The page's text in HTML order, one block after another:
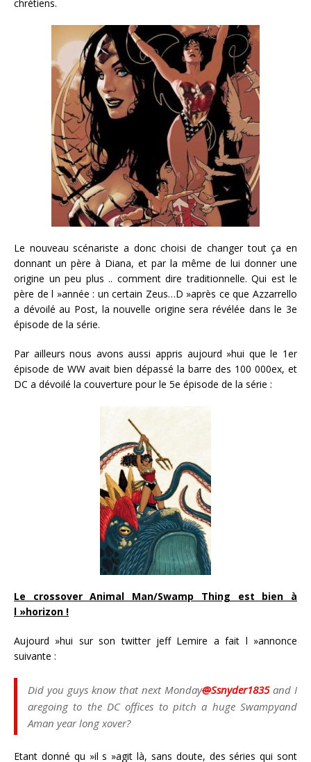
chrétiens.
Le nouveau scénariste a donc choisi de changer tout ça en
donnant un père à Diana, et par la même de lui donner une
origine un peu plus .. comment dire traditionnelle. Qui est le
père de l »année : un certain Zeus…D »après ce que Azzarrello
a dévoilé au Post, la nouvelle origine sera révélée dans le 3e
épisode de la série.
Par ailleurs nous avons aussi appris aujourd »hui que le 1er
épisode de WW avait bien dépassé la barre des 100 000ex, et
DC a dévoilé la couverture pour le 5e épisode de la série :
Le crossover Animal Man/Swamp Thing est bien à
l »horizon !
Aujourd »hui sur son twitter jeff Lemire a fait l »annonce
suivante :
Did you guys know that next Monday@Ssnyder1835and I
aregoing to the DC offices to pitch a huge Swampyand
Aman year long xover?
Etant donné qu »il s »agit là, sans doute, des séries qui sont